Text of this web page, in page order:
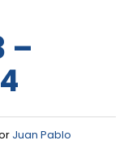
–
Juan Pablo